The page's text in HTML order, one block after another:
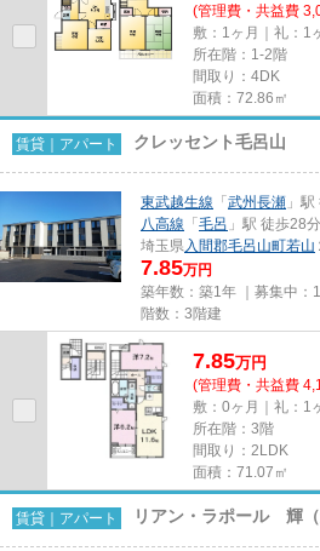
(管理費・共益費
敷：1ヶ月｜礼：1
所在階：1-2階
間取り：4DK
面積：72.86㎡
賃貸｜アパート クレッセント毛呂山
東武越生線 「 武州長瀬 」
八高線 「 毛呂 」駅 徒歩28分
埼玉県入間郡毛呂山町若山
7.85万円
築年数：築1年 ｜募集中：
階数：3階建
7.85万円
(管理費・共益費
敷：0ヶ月｜礼：1
所在階：3階
間取り：2LDK
面積：71.07㎡
賃貸｜アパート リアン・ラポール 輝